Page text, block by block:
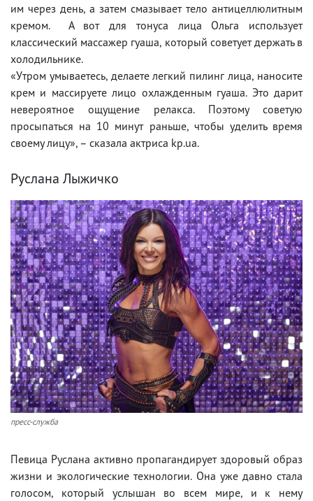
им через день, а затем смазывает тело антицеллюлитным
кремом. А вот для тонуса лица Ольга использует
классический массажер гуаша, который советует держать в
холодильнике.
«Утром умываетесь, делаете легкий пилинг лица, наносите
крем и массируете лицо охлажденным гуаша. Это дарит
невероятное ощущение релакса. Поэтому советую
просыпаться на 10 минут раньше, чтобы уделить время
своему лицу», – сказала актриса kp.ua.
Руслана Лыжичко
пресс-служба
Певица Руслана активно пропагандирует здоровый образ
жизни и экологические технологии. Она уже давно стала
голосом, который услышан во всем мире, и к нему